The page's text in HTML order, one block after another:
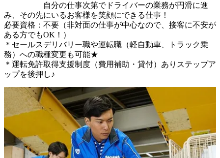
自分の仕事次第でドライバーの業務が円滑に進
み、その先にいるお客様を笑顔にできる仕事！
必要資格：不要（非対面の仕事が中心なので、接客に不安が
ある方でもOK！）
＊セールスデリバリー職や運転職（軽自動車、トラック乗
務）への職種変更も可能★
＊運転免許取得支援制度（費用補助・貸付）ありステップア
ップを後押し♪